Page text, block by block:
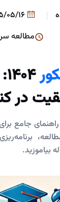
مطالعه
در
راهنمای جامع
بیاموزید.